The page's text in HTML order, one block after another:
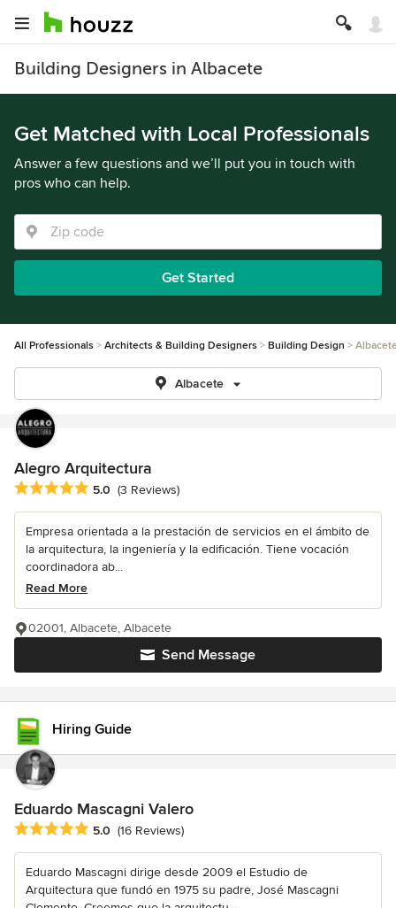
Building Designers in Albacete
Get Matched with Local Professionals
Answer a few questions and we’ll put you in touch with
pros who can help.
Get Started
All Professionals Architects & Building Designers Building Design
Albacete
Alegro Arquitectura
Average rating: 5 out of 5 stars
5.0 (3 Reviews)
Empresa orientada a la prestación de servicios en el ámbito de
la arquitectura, la ingeniería y la edificación. Tiene vocación
coordinadora ab...
Read More
Send Message
02001, Albacete, Albacete
Hiring Guide
Eduardo Mascagni Valero
Average rating: 5 out of 5 stars
5.0 (16 Reviews)
Eduardo Mascagni dirige desde 2009 el Estudio de
Arquitectura que fundó en 1975 su padre, José Mascagni